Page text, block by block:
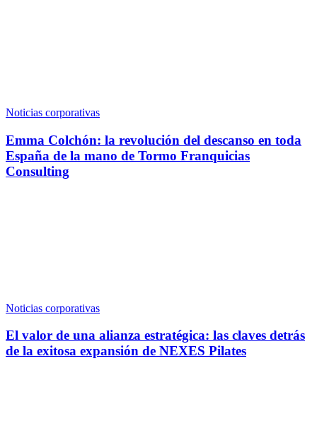
Noticias corporativas
Emma Colchón: la revolución del descanso en toda
España de la mano de Tormo Franquicias
Consulting
Noticias corporativas
El valor de una alianza estratégica: las claves detrás
de la exitosa expansión de NEXES Pilates